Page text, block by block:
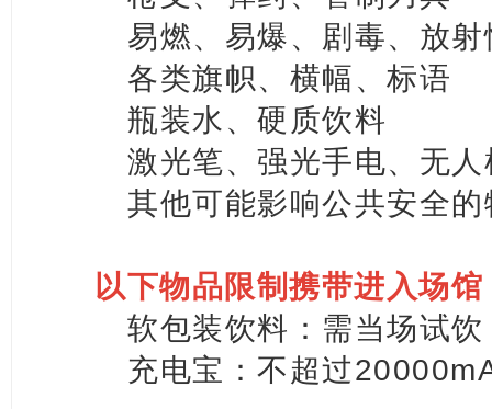
易燃、易爆、剧毒、放
各类旗帜、横幅、标语
瓶装水、硬质饮料
激光笔、强光手电、无
其他可能影响公共安全的
以下物品限制携带进入场馆
软包装饮料：需当场试饮
充电宝：不超过